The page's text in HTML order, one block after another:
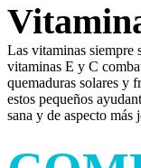
Las vitaminas siempre
vitaminas E y C
quemaduras solares y
estos pequeños
sana y de aspecto más